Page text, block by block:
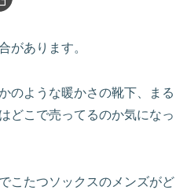
があります。
のような暖かさの靴下、まる
どこで売ってるのか気になっ
こたつソックスのメンズがど